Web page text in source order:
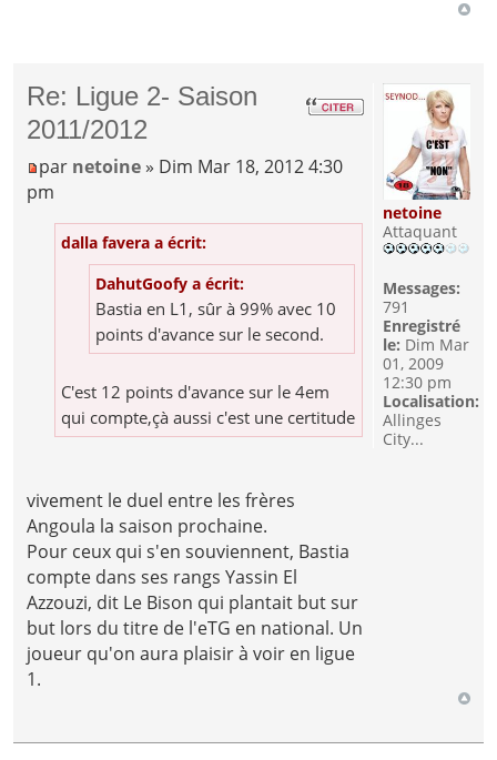
Re: Ligue 2- Saison
2011/2012
par netoine » Dim Mar 18, 2012 4:30
pm
dalla favera a écrit:
DahutGoofy a écrit:
Bastia en L1, sûr à 99% avec 10
points d'avance sur le second.
C'est 12 points d'avance sur le 4em
qui compte,çà aussi c'est une certitude
vivement le duel entre les frères
Angoula la saison prochaine.
Pour ceux qui s'en souviennent, Bastia
compte dans ses rangs Yassin El
Azzouzi, dit Le Bison qui plantait but sur
but lors du titre de l'eTG en national. Un
joueur qu'on aura plaisir à voir en ligue
1.
netoine
Attaquant
Messages:
791
Enregistré
le: Dim Mar
01, 2009
12:30 pm
Localisation:
Allinges
City...